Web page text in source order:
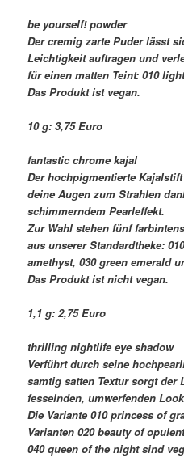
be yourself! powder
Der cremig zarte Puder lässt
Leichtigkeit auftragen und
für einen matten Teint: 010
Das Produkt ist vegan.
10 g: 3,75 Euro
fantastic chrome kajal
Der hochpigmentierte
deine Augen zum Strahlen
schimmerndem Pearleffekt.
Zur Wahl stehen fünf
aus unserer Standardtheke:
amethyst, 030 green emerald
Das Produkt ist nicht vegan.
1,1 g: 2,75 Euro
thrilling nightlife eye shadow
Verführt durch seine
samtig satten Textur sorgt der
fesselnden, umwerfenden
Die Variante 010 princess of
Varianten 020 beauty of
040 queen of the night sind